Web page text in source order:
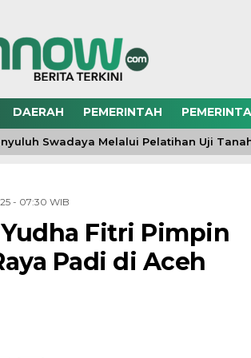
DAERAH PEMERINTAH
Swadaya Melalui Pelatihan Uji
- 07:30 WIB
Fitri Pimpin
Padi di Aceh